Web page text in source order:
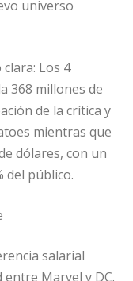
universo
Los 4
368 millones de
de la crítica y
mientras que
dólares, con un
del público.
salarial
Marvel y DC.